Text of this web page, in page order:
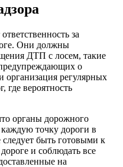
за
Они должны
ДТП с лосем, такие
о
организация регулярных
где вероятность
органы дорожного
каждую точку дороги в
быть готовыми к
и соблюдать все
на